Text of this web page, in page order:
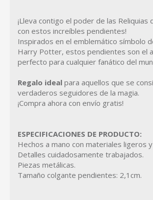
¡Lleva contigo el poder de las Reliquias
con estos increíbles pendientes!
Inspirados en el emblemático símbolo
Harry Potter, estos pendientes son el
perfecto para cualquier fanático del
Regalo ideal para aquellos que se
verdaderos seguidores de la magia.
¡Compra ahora con envío gratis!
ESPECIFICACIONES DE PRODUCTO:
Hechos a mano con materiales ligeros
Detalles cuidadosamente trabajados.
Piezas metálicas.
Tamaño colgante pendientes: 2,1cm.